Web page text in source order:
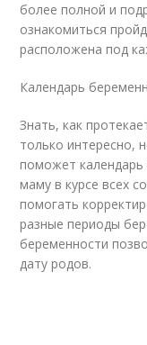
более полной и
ознакомиться
расположена под
Календарь
Знать, как
только интересно,
поможет
маму в курсе всех
помогать
разные периоды
беременности
дату родов.